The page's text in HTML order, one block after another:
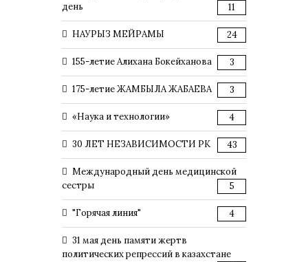
день
11
НАУРЫЗ МЕЙРАМЫ 24
155-летие Алихана Бокейханова 3
175-летие ЖАМБЫЛА ЖАБАЕВА 3
«Наука и технологии» 4
30 ЛЕТ НЕЗАВИСИМОСТИ РК 43
Международный день медицинской
сестры
5
"Горячая линия" 4
31 мая день памяти жертв
политических репрессий в казахстане